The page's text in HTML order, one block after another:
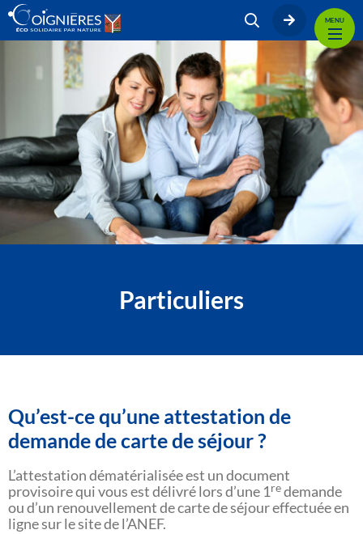
MENU
Particuliers
Qu’est-ce qu’une attestation de
demande de carte de séjour ?
L’attestation dématérialisée est un document
provisoire qui vous est délivré lors d’une 1redemande
ou d’un renouvellement de carte de séjour effectuée en
ligne sur le site de l’ANEF.